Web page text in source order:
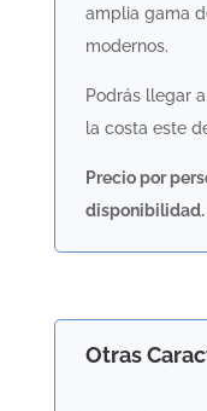
amplia gama
modernos.
Podrás llegar
la costa este
Precio por
disponibilidad.
Otras